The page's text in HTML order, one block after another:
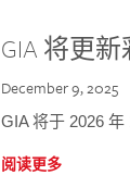
GIA 将更
December 9, 2025
GIA 将于 2026 年
阅读更多